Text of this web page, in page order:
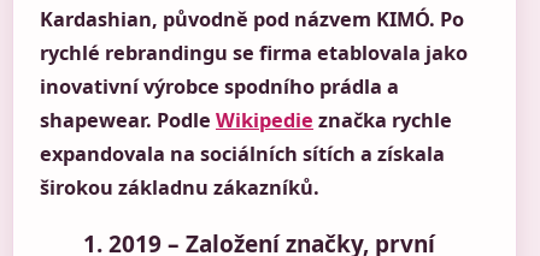
Kardashian, původně pod názvem KIMÓ. Po
rychlé rebrandingu se firma etablovala jako
inovativní výrobce spodního prádla a
shapewear. Podle Wikipedie značka rychle
expandovala na sociálních sítích a získala
širokou základnu zákazníků.
2019– Založení značky, první